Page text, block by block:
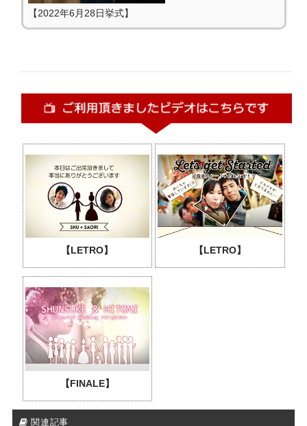
【2022年6月28日挙式】
【LETRO】 【LETRO】
【FINALE】
関連記事